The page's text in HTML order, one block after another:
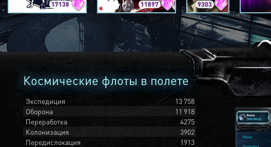
17138 11897 9303
Космические флоты в полете
Экспедиция
13 758
Оборона
11 918
Переработка
4275
Колонизация
3902
Передислокация
1913